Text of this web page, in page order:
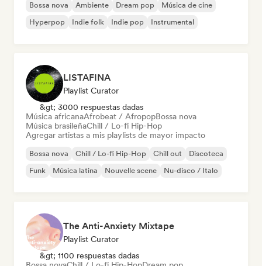
Bossa nova Ambiente Dream pop
Música de cine
Hyperpop
Indie folk Indie pop Instrumental
LISTAFINA
Playlist Curator
&gt; 3000 respuestas dadas
Música africanaAfrobeat / AfropopBossa nova
Música brasileñaChill / Lo-fi Hip-Hop
Agregar artistas a mis playlists de mayor impacto
Bossa nova Chill / Lo-fi Hip-Hop Chill out
Discoteca
Funk
Música latina Nouvelle scene Nu-disco / Italo
The Anti-Anxiety Mixtape
Playlist Curator
&gt; 1100 respuestas dadas